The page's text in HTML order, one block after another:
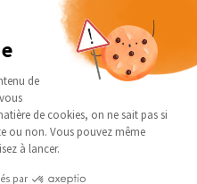
du
de
de cookies, on ne sait pas si
ou non. Vous pouvez même
à lancer.
par